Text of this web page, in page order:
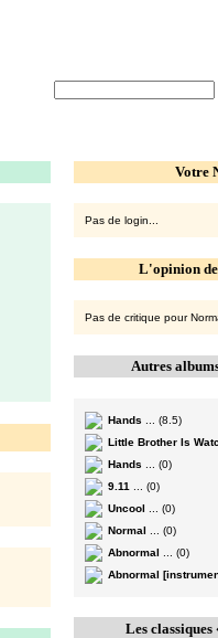
Votre
Pas de login...
L'opinion
Pas de critique pour
Autres
Hands ... (8.5)
Little Brother Is
Hands ... (0)
9.11
... (0)
Uncool ... (0)
Normal ... (0)
Abnormal ... (0)
Abnormal
Les